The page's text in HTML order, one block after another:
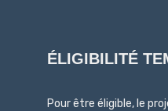
ÉLIGIBILITÉ
Pour être éligible, le